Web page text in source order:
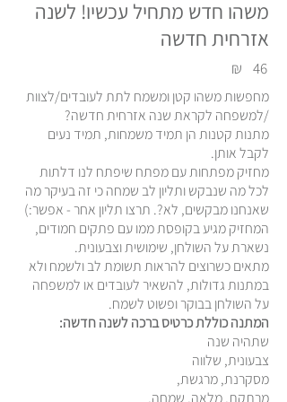
משהו חדש מתחיל עכשיו! לשנה
אזרחית חדשה
46
₪
מחפשות משהו קטן ומשמח לתת לעובדים/לצוות
/למשפחה לקראת שנה אזרחית חדשה?
מתנות קטנות הן תמיד משמחות, תמיד נעים
לקבל אותן.
מחזיק מפתחות עם מפתח שיפתח לנו דלתות
לכל מה שנבקש ותליון לב שמחה כי זה בעיקר מה
שאנחנו מבקשים, לא?. תרצו תליון אחר - אפשר:)
המחזיק מגיע בקופסת ממו עם פתקים חמודים,
נשארת על השולחן, שימושית וצבעונית.
מתאים כשרוצים להראות תשומת לב ולשמח ולא
במתנות גדולות, להשאיר לעובדים או למשפחה
על השולחן בבוקר ופשוט לשמח.
המתנה כוללת כרטיס ברכה לשנה חדשה:
שתהיה שנה
צבעונית, שלווה
מסקרנת, מרגשת,